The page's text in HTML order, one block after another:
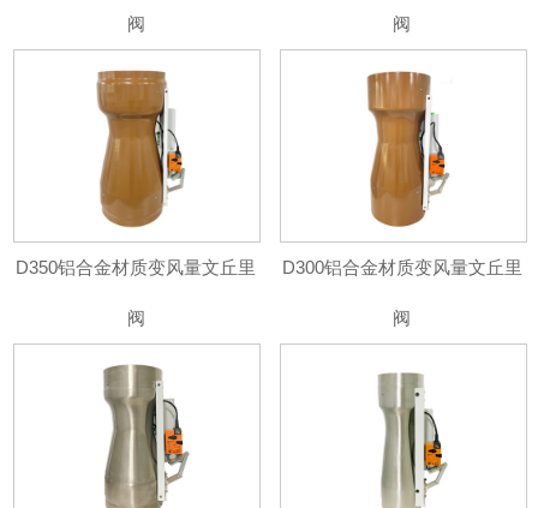
阀
阀
D300铝合金材质变风量文丘里
阀
D350铝合金材质变风量文丘里
阀